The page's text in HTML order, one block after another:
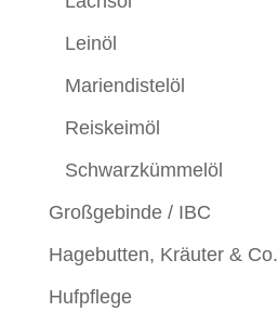
Leinöl
Mariendistelöl
Reiskeimöl
Schwarzkümmelöl
Großgebinde / IBC
Hagebutten, Kräuter & Co.
Hufpflege